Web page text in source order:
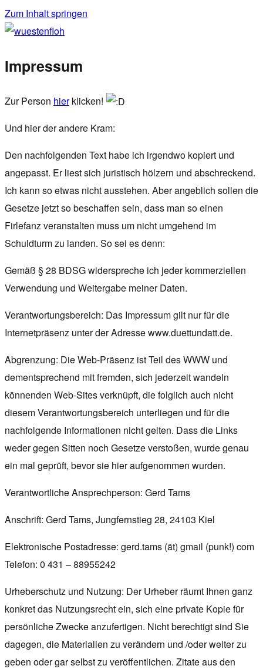
Zum Inhalt springen
wuestenfloh
Impressum
Zur Person hierklicken!
Und hier der andere Kram:
Den nachfolgenden Text habe ich irgendwo kopiert und
angepasst. Er liest sich juristisch hölzern und abschreckend.
Ich kann so etwas nicht ausstehen. Aber angeblich sollen die
Gesetze jetzt so beschaffen sein, dass man so einen
Firlefanz veranstalten muss um nicht umgehend im
Schuldturm zu landen. So sei es denn:
Gemäß § 28 BDSG widerspreche ich jeder kommerziellen
Verwendung und Weitergabe meiner Daten.
Verantwortungsbereich: Das Impressum gilt nur für die
Internetpräsenz unter der Adresse www.duettundatt.de.
Abgrenzung: Die Web-Präsenz ist Teil des WWW und
dementsprechend mit fremden, sich jederzeit wandeln
könnenden Web-Sites verknüpft, die folglich auch nicht
diesem Verantwortungsbereich unterliegen und für die
nachfolgende Informationen nicht gelten. Dass die Links
weder gegen Sitten noch Gesetze verstoßen, wurde genau
ein mal geprüft, bevor sie hier aufgenommen wurden.
Verantwortliche Ansprechperson: Gerd Tams
Anschrift: Gerd Tams, Jungfernstieg 28, 24103 Kiel
Elektronische Postadresse: gerd.tams (ät) gmail (punk!) com
Telefon: 0 431 – 88955242
Urheberschutz und Nutzung: Der Urheber räumt Ihnen ganz
konkret das Nutzungsrecht ein, sich eine private Kopie für
persönliche Zwecke anzufertigen. Nicht berechtigt sind Sie
dagegen, die Materialien zu verändern und /oder weiter zu
geben oder gar selbst zu veröffentlichen. Zitate aus den